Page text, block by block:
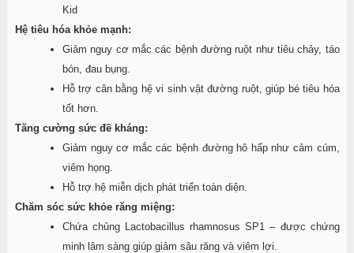
Kid
Hệ tiêu hóa khỏe mạnh:
Giảm nguy cơ mắc các bệnh đường ruột như tiêu chảy, táo
bón, đau bụng.
Hỗ trợ cân bằng hệ vi sinh vật đường ruột, giúp bé tiêu hóa
tốt hơn.
Tăng cường sức đề kháng:
Giảm nguy cơ mắc các bệnh đường hô hấp như cảm cúm,
viêm họng.
Hỗ trợ hệ miễn dịch phát triển toàn diện.
Chăm sóc sức khỏe răng miệng:
Chứa chủng Lactobacillus rhamnosus SP1 – được chứng
minh lâm sàng giúp giảm sâu răng và viêm lợi.